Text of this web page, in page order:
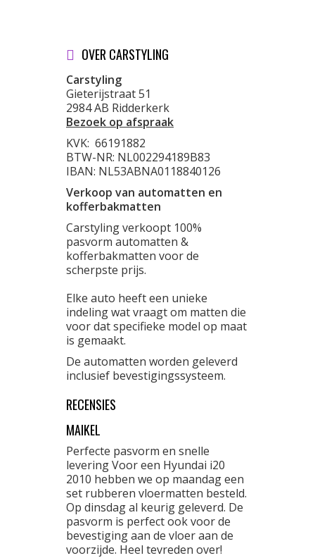
OVER CARSTYLING
Carstyling
Gieterijstraat 51
2984 AB Ridderkerk
Bezoek op afspraak
KVK: 66191882
BTW-NR: NL002294189B83
IBAN: NL53ABNA0118840126
Verkoop van automatten en
kofferbakmatten
Carstyling verkoopt 100%
pasvorm automatten &
kofferbakmatten voor de
scherpste prijs.
Elke auto heeft een unieke
indeling wat vraagt om matten die
voor dat specifieke model op maat
is gemaakt.
De automatten worden geleverd
inclusief bevestigingssysteem.
RECENSIES
MAIKEL
Perfecte pasvorm en snelle
levering Voor een Hyundai i20
2010 hebben we op maandag een
set rubberen vloermatten besteld.
Op dinsdag al keurig geleverd. De
pasvorm is perfect ook voor de
bevestiging aan de vloer aan de
voorzijde. Heel tevreden over!